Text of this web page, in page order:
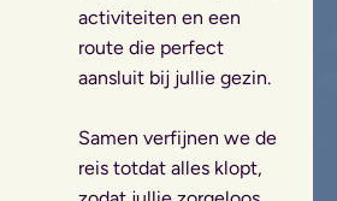
activiteiten en een
route die perfect
aansluit bij jullie gezin.
Samen verfijnen we de
reis totdat alles klopt,